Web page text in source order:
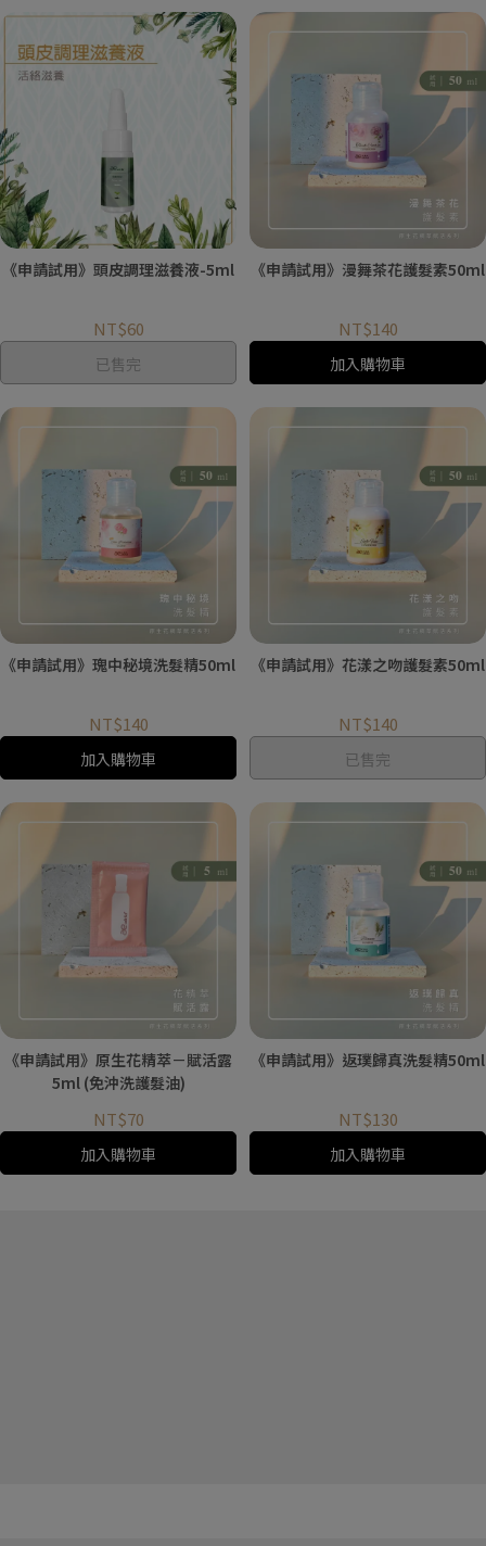
《申請試用》頭皮調理滋養液-5ml
NT$60
已售完
《申請試用》漫舞茶花護髮素50ml
NT$140
加入購物車
《申請試用》瑰中秘境洗髮精50ml
NT$140
加入購物車
《申請試用》花漾之吻護髮素50ml
NT$140
已售完
《申請試用》原生花精萃－賦活露
5ml (免沖洗護髮油)
NT$70
加入購物車
《申請試用》返璞歸真洗髮精50ml
NT$130
加入購物車